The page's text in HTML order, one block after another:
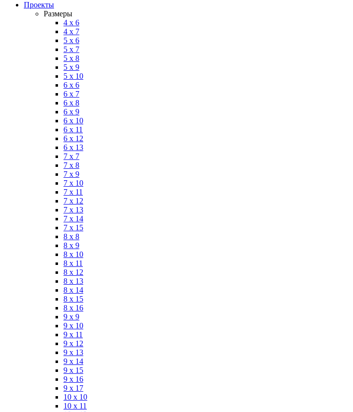
Проекты
Размеры
4 x 6
4 x 7
5 x 6
5 x 7
5 x 8
5 x 9
5 x 10
6 x 6
6 x 7
6 x 8
6 x 9
6 x 10
6 x 11
6 x 12
6 x 13
7 x 7
7 x 8
7 x 9
7 x 10
7 x 11
7 x 12
7 x 13
7 x 14
7 x 15
8 x 8
8 x 9
8 x 10
8 x 11
8 x 12
8 x 13
8 x 14
8 x 15
8 x 16
9 x 9
9 x 10
9 x 11
9 x 12
9 x 13
9 x 14
9 x 15
9 x 16
9 x 17
10 x 10
10 x 11